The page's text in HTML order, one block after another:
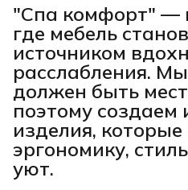
"Спа комфорт" —
где мебель
источником
расслабления.
должен быть
поэтому создаем
изделия, которые
эргономику,
уют.